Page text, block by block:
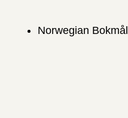
n
Norwegian Bokmål